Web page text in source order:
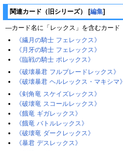
関連カード（旧シリーズ） [編集]
―カード名に「レックス」を含むカード
《繊月の騎士 フェレックス》
《月牙の騎士 フェレックス》
《臨戦の騎士 ポレックス》
《破壊暴君 フルブレードレックス》
《破壊暴君 ヘルレックス・マキシマ》
《剣角竜 スケイズレックス》
《破壊竜 スコールレックス》
《餓竜 ギガレックス》
《餓竜 バトルレックス》
《破壊竜 ダークレックス》
《暴君 デスレックス》